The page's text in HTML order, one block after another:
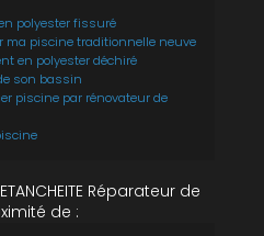
polyester fissuré
ma piscine traditionnelle neuve
en polyester déchiré
son bassin
piscine par rénovateur de
ETANCHEITE Réparateur de
de :